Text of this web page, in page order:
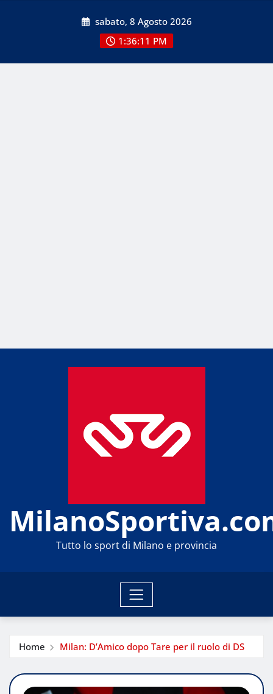
sabato, 8 Agosto 2026
1:36:11 PM
Tutto lo sport di Milano e provincia
Home Milan: D’Amico dopo Tare per il ruolo di DS